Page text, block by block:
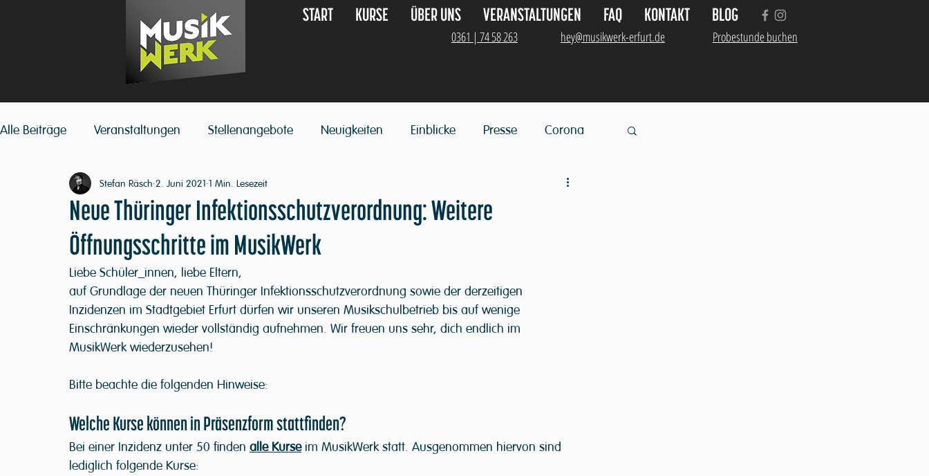
START KURSE ÜBER UNS VERANSTALTUNGEN FAQ KONTAKT BLOG
0361 | 74 58 263 hey@musikwerk-erfurt.de Probestunde buchen
Alle Beiträge Veranstaltungen Stellenangebote Neuigkeiten Einblicke Presse Corona
Neue Thüringer Infektionsschutzverordnung: Weitere
Öffnungsschritte im MusikWerk
Stefan Räsch 2. Juni 2021 1 Min. Lesezeit
Liebe Schüler_innen, liebe Eltern,
auf Grundlage der neuen Thüringer Infektionsschutzverordnung sowie der derzeitigen
Inzidenzen im Stadtgebiet Erfurt dürfen wir unseren Musikschulbetrieb bis auf wenige
Einschränkungen wieder vollständig aufnehmen. Wir freuen uns sehr, dich endlich im
MusikWerk wiederzusehen!
Bitte beachte die folgenden Hinweise:
Welche Kurse können in Präsenzform stattfinden?
Bei einer Inzidenz unter 50 finden alle Kurse im MusikWerk statt. Ausgenommen hiervon sind
lediglich folgende Kurse: